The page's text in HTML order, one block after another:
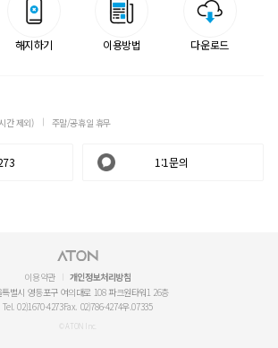
해지하기 이용방법 다운로드
간 제외) 주말/공휴일 휴무
1:1문의
이용약관
개인정보처리방침
별시 영등포구 여의대로 108 파크원타워1 26층
Tel. 02)1670-4273Fax. 02)786-4274우.07335
© ATON Inc.